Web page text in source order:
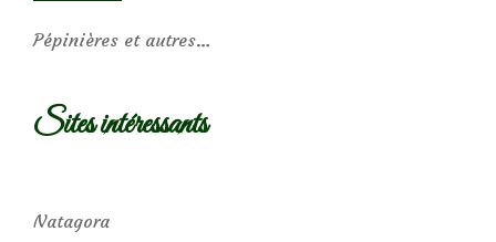
Pépinières et autres…
Sites intéressants
Natagora